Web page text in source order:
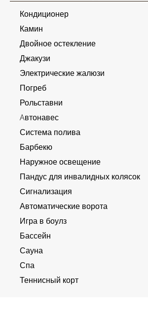
Кондиционер
Камин
Двойное остекление
Джакузи
Электрические жалюзи
Погреб
Рольставни
Aвтонавес
Система полива
Барбекю
Наружное освещение
Пандус для инвалидных колясок
Сигнализация
Автоматические ворота
Игра в боулз
Бассейн
Сауна
Спа
Теннисный корт